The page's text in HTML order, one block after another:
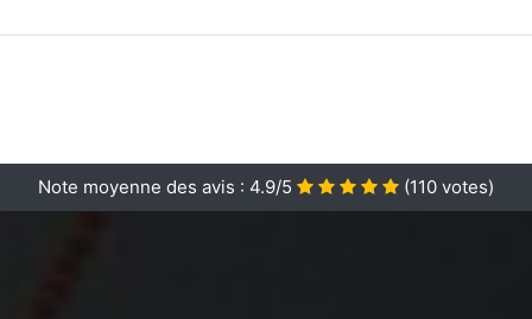
Note moyenne des avis : 4.9/5 (110 votes)